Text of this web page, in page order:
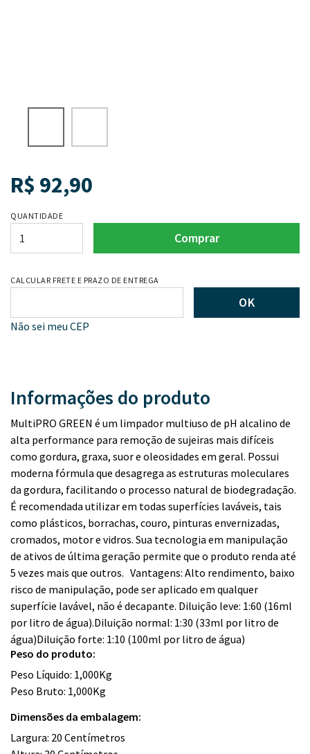
R$ 92,90
QUANTIDADE
Comprar
CALCULAR FRETE E PRAZO DE ENTREGA
OK
Não sei meu CEP
Informações do produto
MultiPRO GREEN é um limpador multiuso de pH alcalino de
alta performance para remoção de sujeiras mais difíceis
como gordura, graxa, suor e oleosidades em geral. Possui
moderna fórmula que desagrega as estruturas moleculares
da gordura, facilitando o processo natural de biodegradação.
É recomendada utilizar em todas superfícies laváveis, tais
como plásticos, borrachas, couro, pinturas envernizadas,
cromados, motor e vidros. Sua tecnologia em manipulação
de ativos de última geração permite que o produto renda até
5 vezes mais que outros. Vantagens: Alto rendimento, baixo
risco de manipulação, pode ser aplicado em qualquer
superfície lavável, não é decapante. Diluição leve: 1:60 (16ml
por litro de água).Diluição normal: 1:30 (33ml por litro de
água)Diluição forte: 1:10 (100ml por litro de água)
Peso do produto:
Peso Líquido: 1,000Kg
Peso Bruto: 1,000Kg
Dimensões da embalagem:
Largura: 20 Centímetros